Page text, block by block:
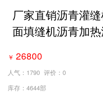
厂家直销沥青灌
面填缝机沥青加
￥ 26800
人气： 1790评价：0
库存：4644部